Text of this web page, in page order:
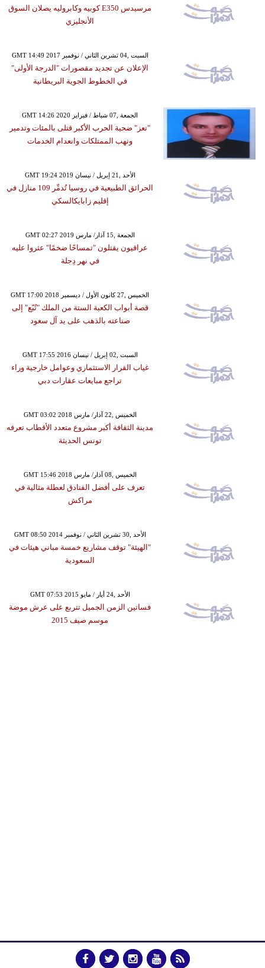
مرسيدس E350 كوبيه وكابروليه يصلان السوق
الأنجليزي
GMT 14:49 2017 السبت ,04 تشرين الثاني / نوفمبر
الإعلان عن تجديد مقصورات "الدرجة الأولى"
في الخطوط الجوية البريطانية
GMT 14:26 2020 الجمعة ,07 شباط / فبراير
"تعز" ضحية الحرب الأكبر قتلى بالمئات وتدمير
ونهب الممتلكات وانعدام الخدمات
GMT 19:24 2019 الأحد ,21 إبريل / نيسان
الحرائق الطبيعية في روسيا تُدمِّر 109 منازل في
إقليم زابايكالسكي
GMT 02:27 2019 الجمعة ,15 آذار/ مارس
عراقيون يقتلون "تمساحًا ضخمًا" عثروا عليه
في نهر دِجلة
GMT 17:00 2018 الخميس ,27 كانون الأول / ديسمبر
قصة أبواب الكعبة الستة من الملك "تُبّع" إلى
صناعته بالذهب على يد آل سعود
GMT 17:55 2016 السبت ,02 إبريل / نيسان
غياب القرار الاستثماري وعوامل خارجية وراء
تراجع مبايعات عقارات دبي
GMT 03:02 2018 الخميس ,22 آذار/ مارس
مدينة الثقافة أكبر مشروع متعدد الأقطاب تعرفه
تونس الحديثة
GMT 15:46 2018 الخميس ,08 آذار/ مارس
تعرف على أفضل الفنادق لعطلة مثالية في
مراكش
GMT 08:50 2014 الأحد ,30 تشرين الثاني / نوفمبر
"الهيئة" توقف مشاريع خمسة مباني هيئات في
السعودية
GMT 07:53 2015 الأحد ,24 أيار / مايو
فساتين الزمن الجميل تتربع على عرش موضة
موسم صيف 2015